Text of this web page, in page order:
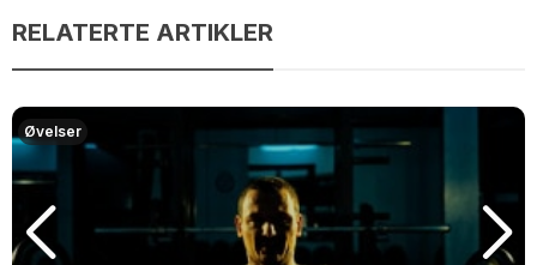
RELATERTE ARTIKLER
Øvelser